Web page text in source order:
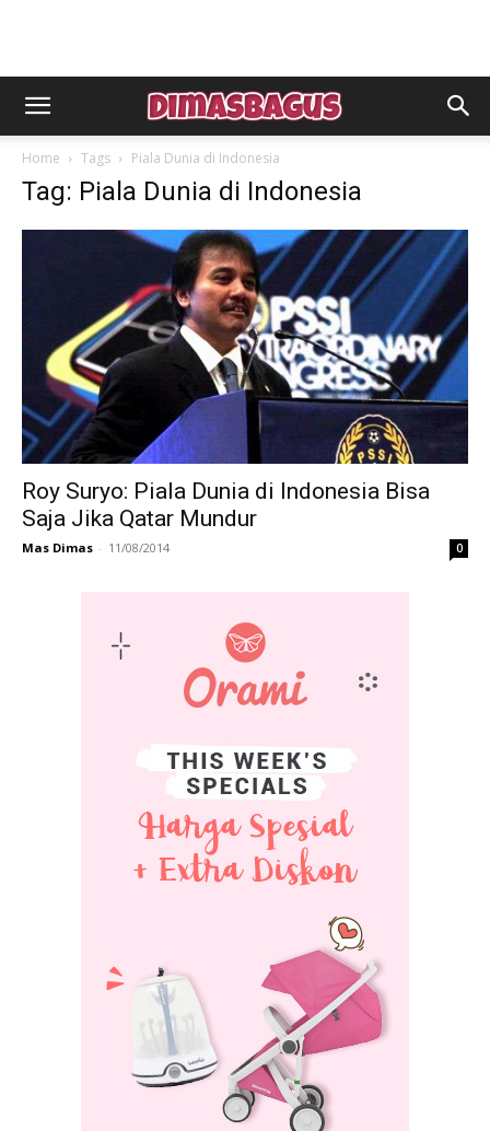
Home Tags Piala Dunia di Indonesia
Tag: Piala Dunia di Indonesia
Roy Suryo: Piala Dunia di Indonesia Bisa
Saja Jika Qatar Mundur
Mas Dimas - 11/08/2014 0